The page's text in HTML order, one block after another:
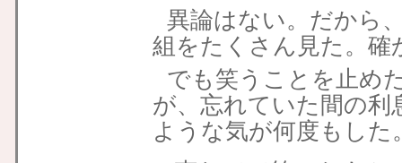
異論はない。だから
組をたくさん見た。
でも笑うことを止め
が、忘れていた間の
ような気が何度もした